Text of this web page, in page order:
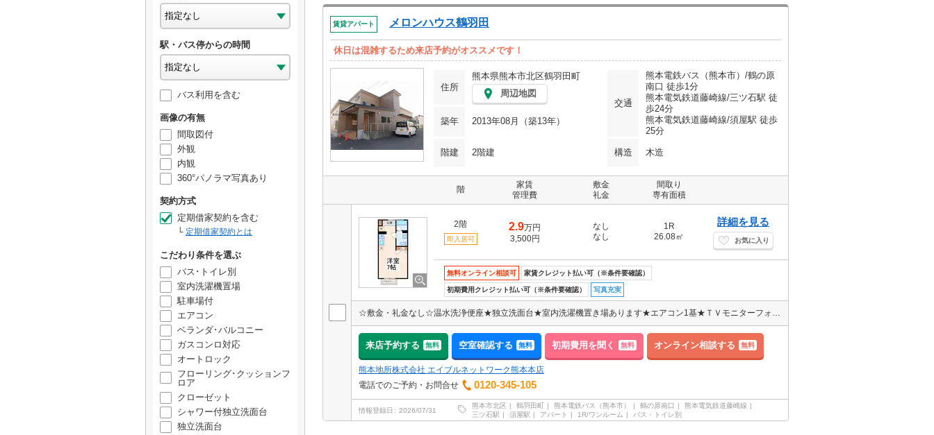
駅・バス停からの時間
バス利用を含む
画像の有無
間取図付
外観
内観
360°パノラマ写真あり
契約方式
定期借家契約を含む
定期借家契約とは
こだわり条件を選ぶ
バス･トイレ別
室内洗濯機置場
駐車場付
エアコン
ベランダ･バルコニー
ガスコンロ対応
オートロック
フローリング･クッションフ
ロア
クローゼット
シャワー付独立洗面台
独立洗面台
賃貸アパート メロンハウス鶴羽田
休日は混雑するため来店予約がオススメです！
住所
熊本県熊本市北区鶴羽田町
周辺地図
交通
熊本電鉄バス（熊本市）/鶴の原
南口 徒歩1分
熊本電気鉄道藤崎線/三ツ石駅 徒
歩24分
熊本電気鉄道藤崎線/須屋駅 徒歩
25分
築年 2013年08月（築13年）
階建 2階建 構造 木造
階
家賃
管理費
敷金
礼金
間取り
専有面積
2階
即入居可
2.9万円
3,500円
なし
なし
1R
26.08㎡
詳細を見る
お気に入り
無料オンライン相談可 家賃クレジット払い可（※条件要確認）
初期費用クレジット払い可（※条件要確認） 写真充実
☆敷金・礼金なし☆温水洗浄便座★独立洗面台★室内洗濯機置き場あります★エアコン1基★ＴＶモニターフォン★キッチンは1口のＩＨクッキングヒーター付★エレベーター付き
来店予約する 無料 空室確認する 無料 初期費用を聞く 無料 オンライン相談する 無料
熊本地所株式会社 エイブルネットワーク熊本本店
電話でのご予約・お問合せ
0120-345-105
情報登録日 2026/07/31
熊本市北区 鶴羽田町 熊本電鉄バス（熊本市） 鶴の原南口
熊本電気鉄道藤崎線
三ツ石駅
須屋駅 アパート 1R/ワンルーム バス・トイレ別